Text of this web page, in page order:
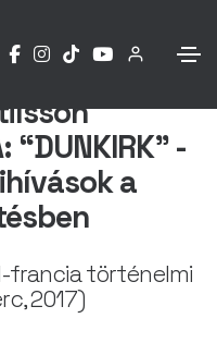
“DUNKIRK” -
a
francia történelmi
2017)